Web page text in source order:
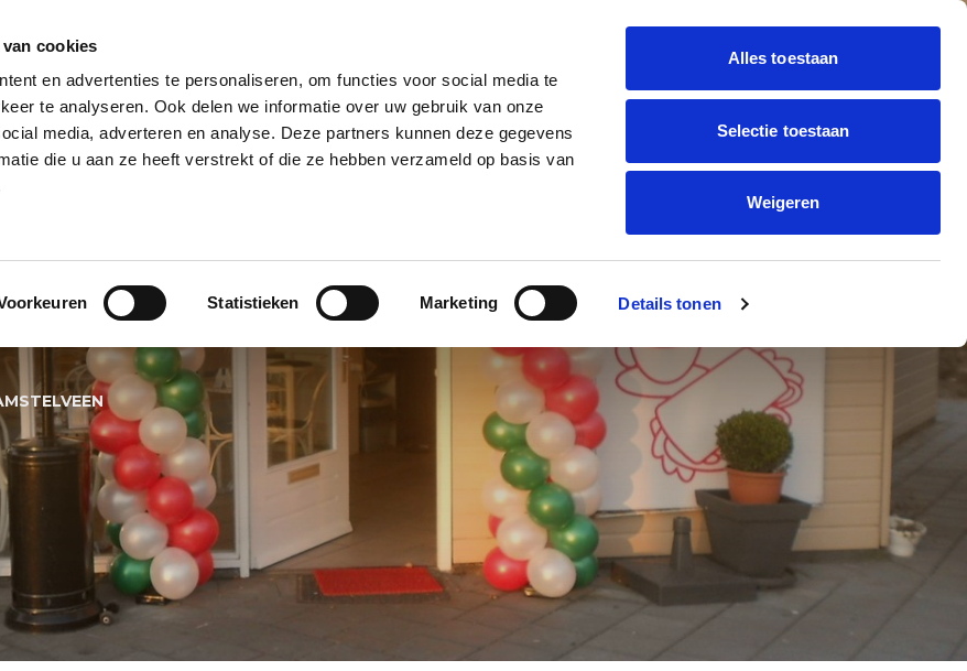
cookies
en advertenties te personaliseren, om functies voor social media te
te analyseren. Ook delen we informatie over uw gebruik van onze
media, adverteren en analyse. Deze partners kunnen deze gegevens
die u aan ze heeft verstrekt of die ze hebben verzameld op basis van
Statistieken Marketing Details tonen
Alles toestaan
Selectie toestaan
Weigeren
HELIUM BALLONNENHELIUM BALLON TROSSENREUZE BALLON DECORATIE
BALLONNEN BEZORGSERVICE BALLON KLEUREN BALLONNEN BEDRUKKEN
aanvragen
EATALY TE